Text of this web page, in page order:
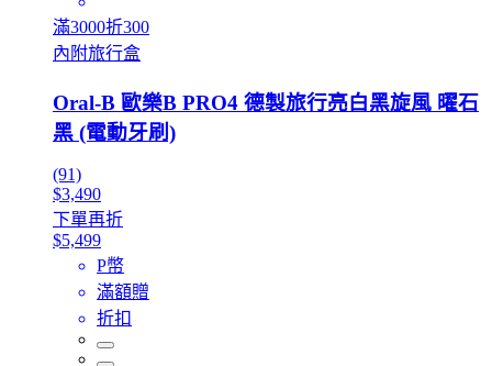
滿3000折300
內附旅行盒
Oral-B 歐樂B PRO4 德製旅行亮白黑旋風 曜石
黑 (電動牙刷)
(91)
$3,490
下單再折
$5,499
P幣
滿額贈
折扣